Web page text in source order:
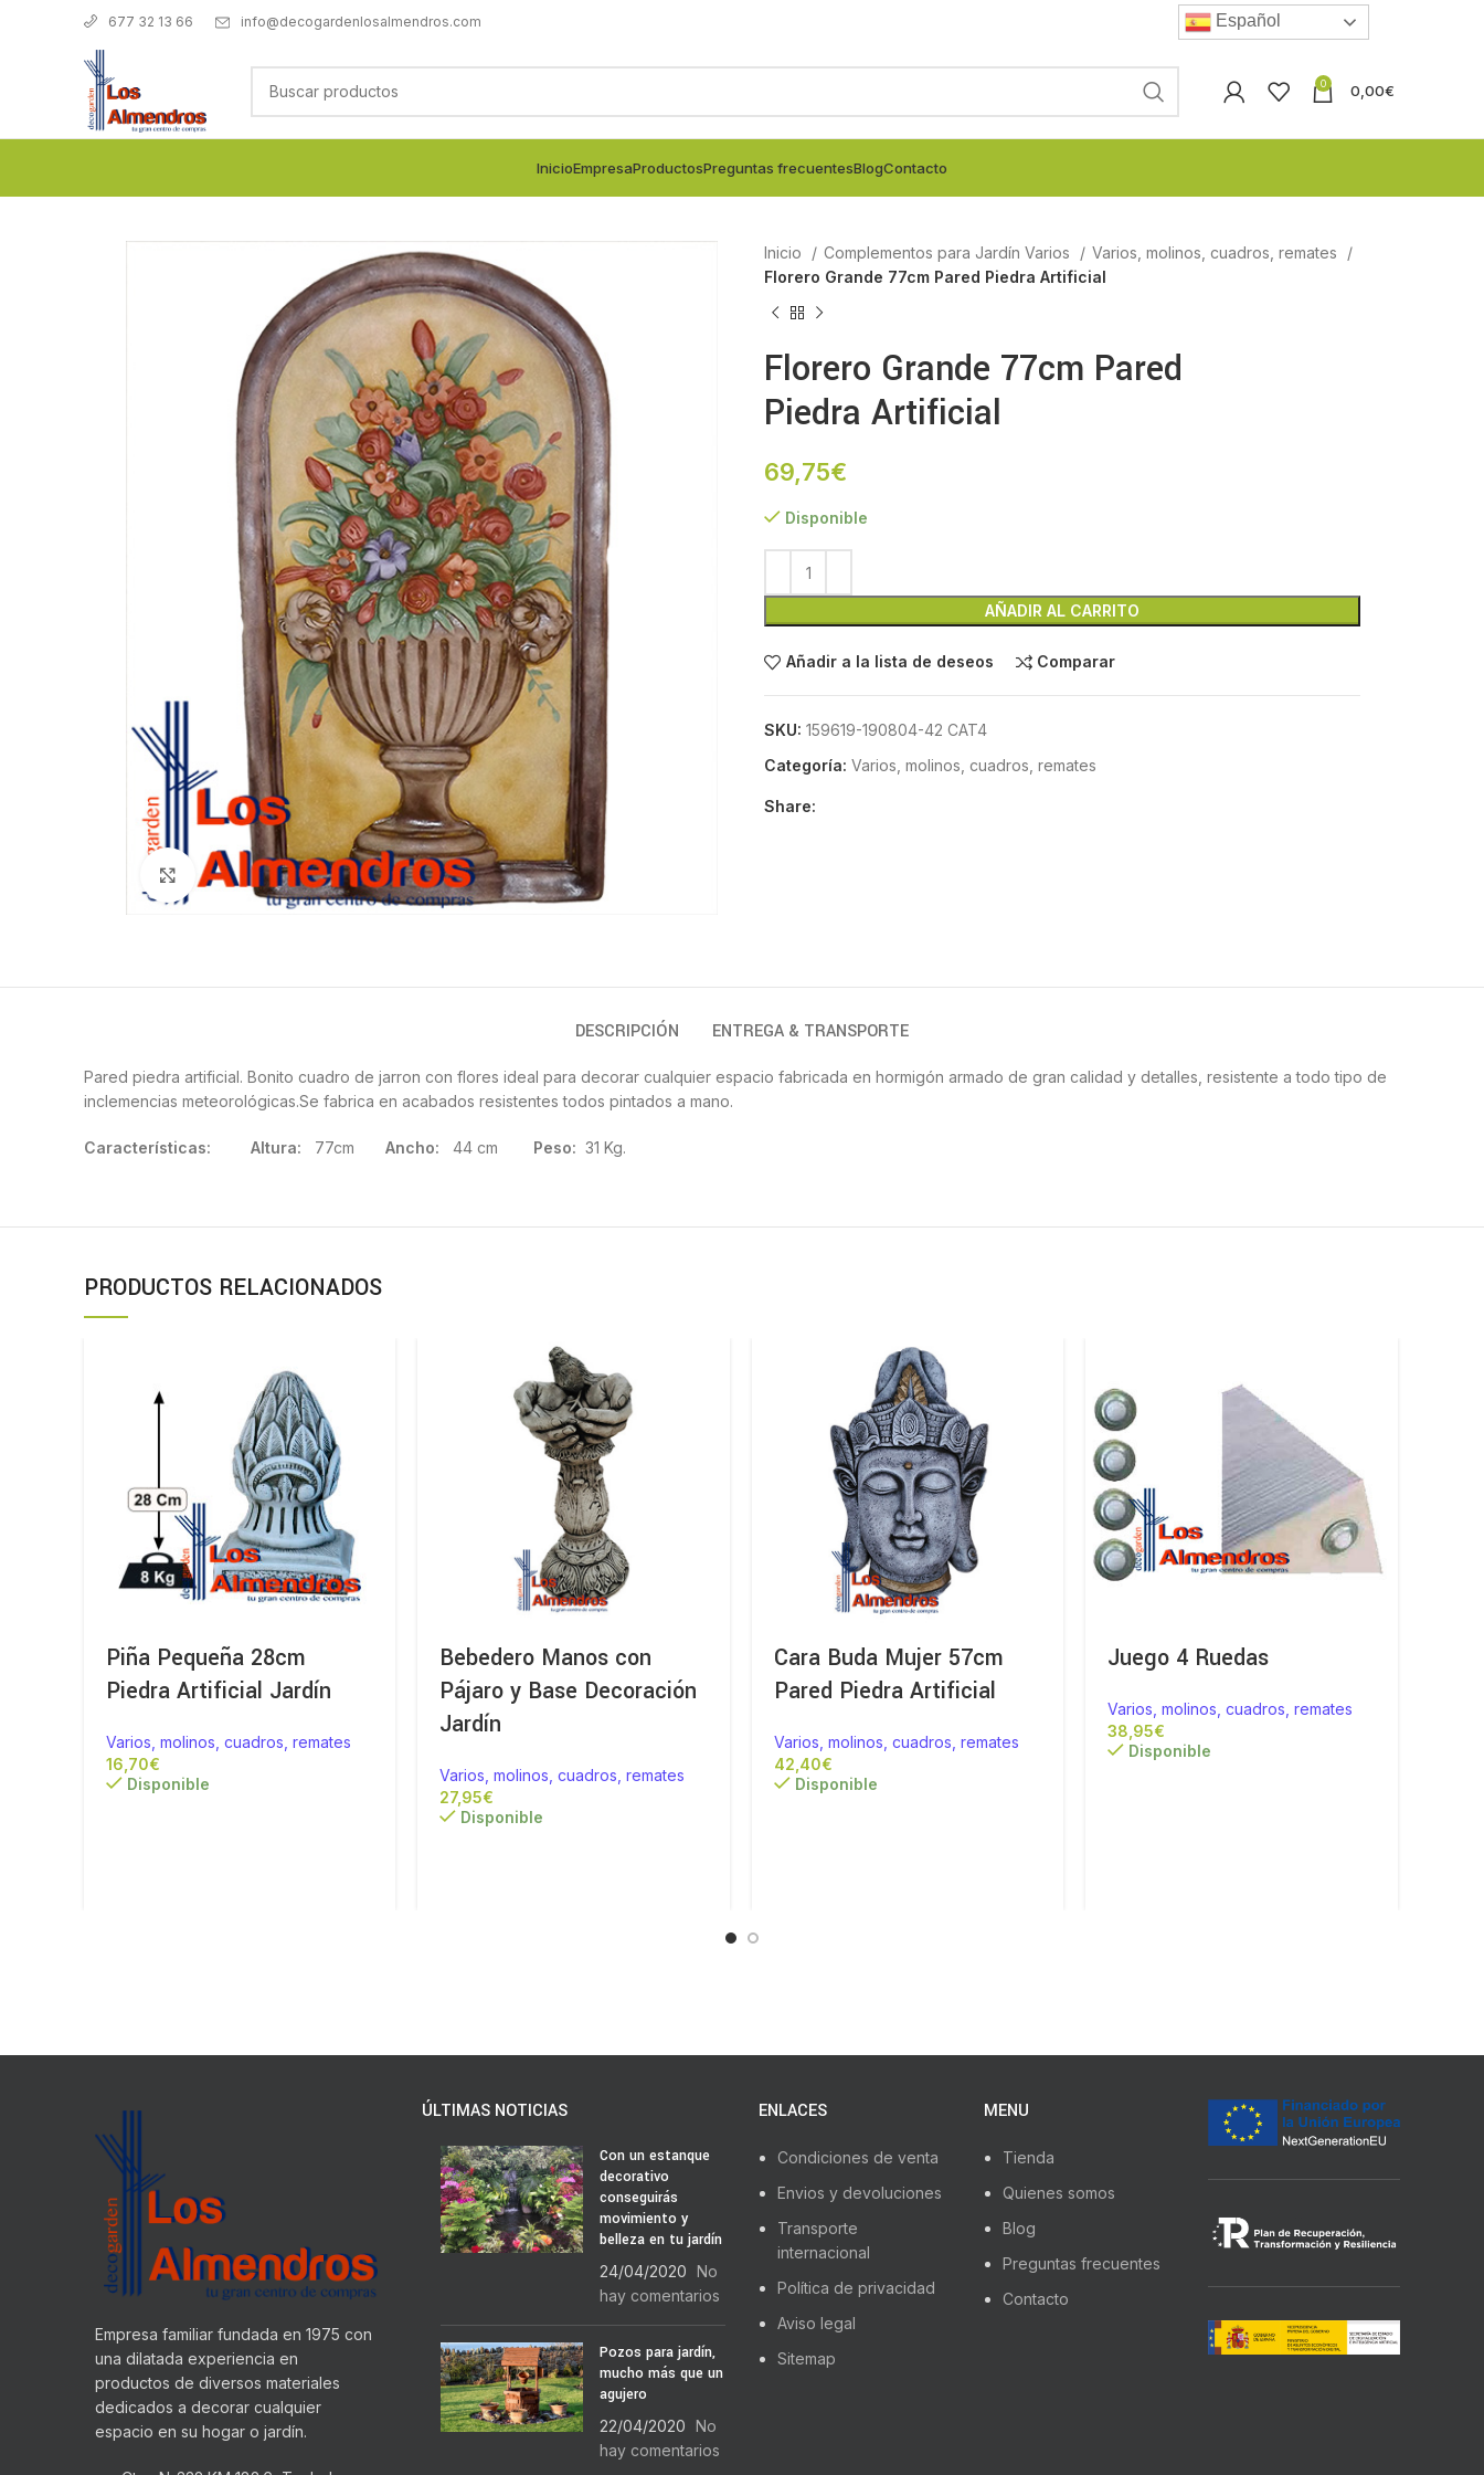
677 32 13 66 info@decogardenlosalmendros.com Español
0 0,00€
InicioEmpresaProductosPreguntas frecuentesBlogContacto
Clic para ampliar
Inicio Complementos para Jardín Varios
Varios, molinos, cuadros, remates
Florero Grande 77cm Pared Piedra Artificial
Florero Grande 77cm Pared
Piedra Artificial
69,75€
Disponible
AÑADIR AL CARRITO
Añadir a la lista de deseos Comparar
SKU: 159619-190804-42 CAT4
Categoría: Varios, molinos, cuadros, remates
Share:
DESCRIPCIÓN ENTREGA & TRANSPORTE
Pared piedra artificial. Bonito cuadro de jarron con flores ideal para decorar cualquier espacio fabricada en hormigón armado de gran calidad y detalles, resistente a todo tipo de
inclemencias meteorológicas.Se fabrica en acabados resistentes todos pintados a mano.
Características: Altura: 77cm Ancho: 44 cm Peso: 31 Kg.
PRODUCTOS RELACIONADOS
Piña Pequeña 28cm
Piedra Artificial Jardín
Varios, molinos, cuadros, remates
€
Disponible
Bebedero Manos con
Pájaro y Base Decoración
Jardín
Varios, molinos, cuadros, remates
€
Disponible
Cara Buda Mujer 57cm
Pared Piedra Artificial
Varios, molinos, cuadros, remates
€
Disponible
Juego 4 Ruedas
Varios, molinos, cuadros, remates
€
Disponible
Empresa familiar fundada en 1975 con
una dilatada experiencia en
productos de diversos materiales
dedicados a decorar cualquier
espacio en su hogar o jardín.
ÚLTIMAS NOTICIAS
Con un estanque
decorativo
conseguirás
movimiento y
belleza en tu jardín
24/04/2020 No
hay comentarios
Pozos para jardín,
mucho más que un
agujero
22/04/2020 No
hay comentarios
ENLACES
Condiciones de venta
Envios y devoluciones
Transporte
internacional
Política de privacidad
Aviso legal
Sitemap
MENU
Tienda
Quienes somos
Blog
Preguntas frecuentes
Contacto